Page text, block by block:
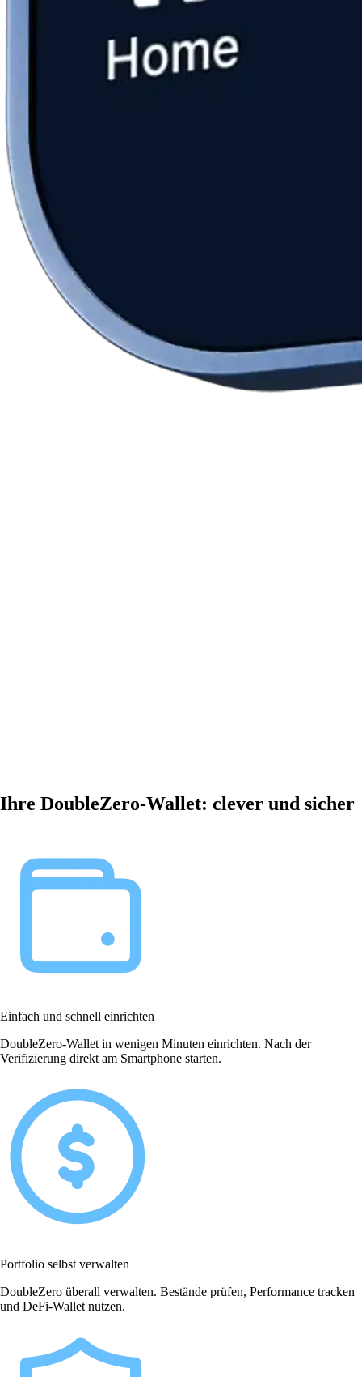
Ihre DoubleZero-Wallet: clever und sicher
Einfach und schnell einrichten
DoubleZero-Wallet in wenigen Minuten einrichten. Nach der
Verifizierung direkt am Smartphone starten.
Portfolio selbst verwalten
DoubleZero überall verwalten. Bestände prüfen, Performance tracken
und DeFi-Wallet nutzen.